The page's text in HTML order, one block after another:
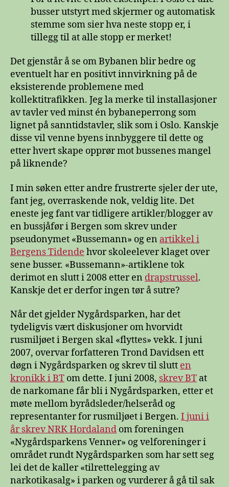
busser utstyrt med skjermer og automatisk
stemme som sier hva neste stopp er, i
tillegg til at alle stopp er merket!
Det gjenstår å se om Bybanen blir bedre og
eventuelt har en positivt innvirkning på de
eksisterende problemene med
kollektitrafikken. Jeg la merke til installasjoner
av tavler ved minst én bybaneperrong som
lignet på sanntidstavler, slik som i Oslo. Kanskje
disse vil venne byens innbyggere til dette og
etter hvert skape opprør mot bussenes mangel
på liknende?
I min søken etter andre frustrerte sjeler der ute,
fant jeg, overraskende nok, veldig lite. Det
eneste jeg fant var tidligere artikler/blogger av
en bussjåfør i Bergen som skrev under
pseudonymet «Bussemann» og en artikkel i
Bergens Tidende hvor skoleelever klaget over
sene busser. «Bussemann»-artiklene tok
derimot en slutt i 2008 etter en drapstrussel.
Kanskje det er derfor ingen tør å sutre?
Når det gjelder Nygårdsparken, har det
tydeligvis vært diskusjoner om hvorvidt
rusmiljøet i Bergen skal «flyttes» vekk. I juni
2007, overvar forfatteren Trond Davidsen ett
døgn i Nygårdsparken og skrev til slutt en
kronikk i BT om dette. I juni 2008, skrev BT at
de narkomane får bli i Nygårdsparken, etter et
møte mellom byrådsleder/helseråd og
representanter for rusmiljøet i Bergen. I juni i
år skrev NRK Hordaland om foreningen
«Nygårdsparkens Venner» og velforeninger i
området rundt Nygårdsparken som har sett seg
lei det de kaller «tilrettelegging av
narkotikasalg» i parken og vurderer å gå til sak